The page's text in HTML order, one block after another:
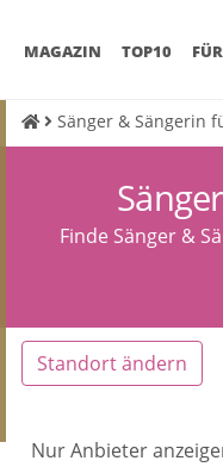
MAGAZIN (CURRENT)
TOP10
Sänger & Sängerin
Finde Sänger &
Standort ändern
Nur Anbieter